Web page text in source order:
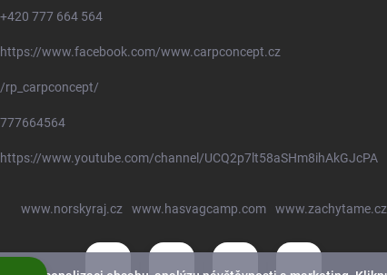
+420 777 664 564
https://www.facebook.com/www.carpconcept.cz
/rp_carpconcept/
777664564
https://www.youtube.com/channel/UCQ2p7lt58aSHm8ihAkGJcPA
www.norskyraj.cz www.hasvagcamp.com www.zachytame.cz